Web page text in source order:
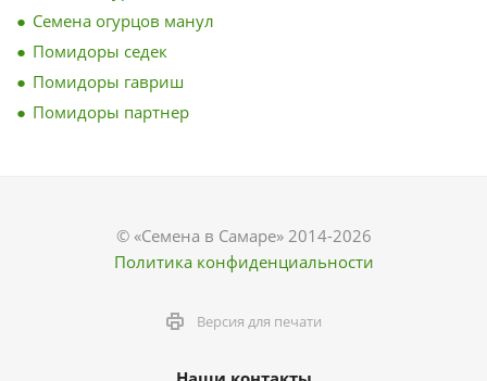
Семена огурцов манул
Помидоры седек
Помидоры гавриш
Помидоры партнер
© «Семена в Самаре» 2014-2026
Политика конфиденциальности
Версия для печати